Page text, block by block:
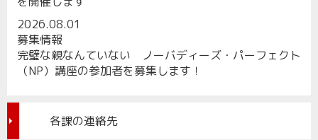
2026.08.01
募集情報
完璧な親なんていない ノーバディーズ・パーフェクト
（NP）講座の参加者を募集します！
各課の連絡先